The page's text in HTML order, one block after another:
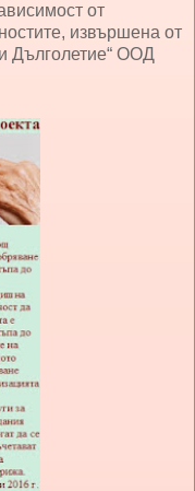
от
извършена от
Дълголетие“ ООД